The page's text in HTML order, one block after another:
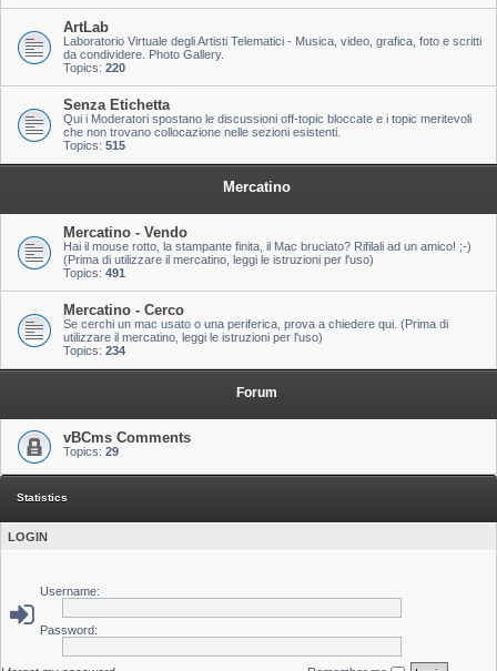
ArtLab
Laboratorio Virtuale degli Artisti Telematici - Musica, video, grafica, foto e scritti
da condividere. Photo Gallery.
Topics: 220
Senza Etichetta
Qui i Moderatori spostano le discussioni off-topic bloccate e i topic meritevoli
che non trovano collocazione nelle sezioni esistenti.
Topics: 515
Mercatino
Mercatino - Vendo
Hai il mouse rotto, la stampante finita, il Mac bruciato? Rifilali ad un amico! ;-)
(Prima di utilizzare il mercatino, leggi le istruzioni per l'uso)
Topics: 491
Mercatino - Cerco
Se cerchi un mac usato o una periferica, prova a chiedere qui. (Prima di
utilizzare il mercatino, leggi le istruzioni per l'uso)
Topics: 234
Forum
vBCms Comments
Topics: 29
Statistics
LOGIN
Username:
Password: